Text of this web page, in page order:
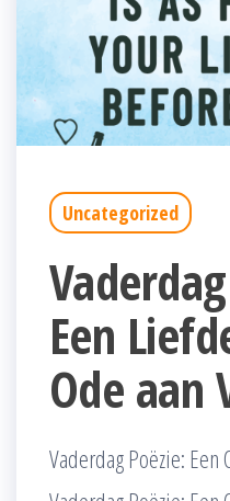
Uncategorized
Een
Ode aan
Vaderdag Poëzie: Een